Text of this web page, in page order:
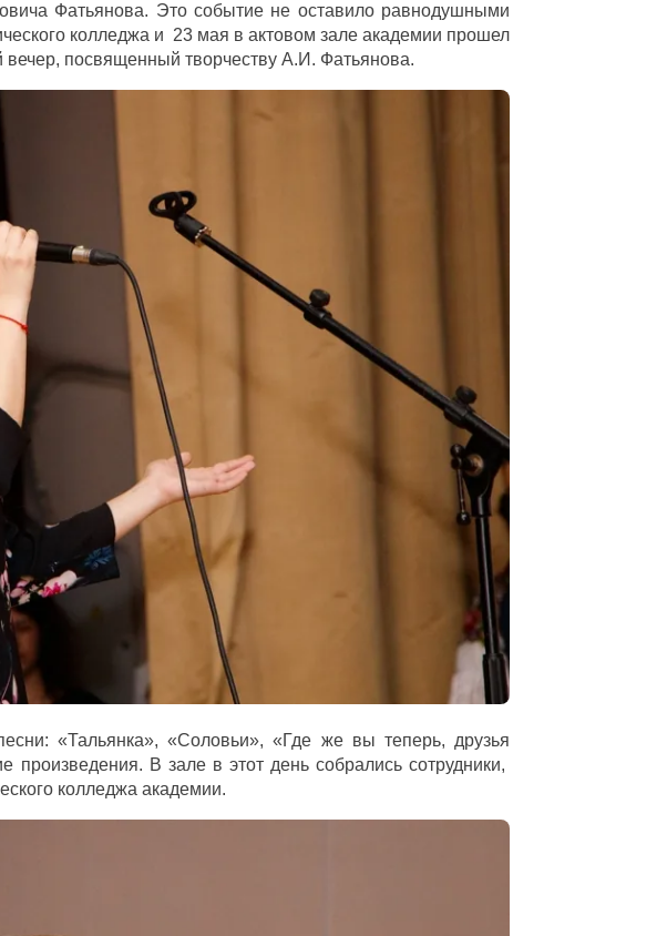
Фатьянова. Это событие не оставило равнодушными
колледжа и 23 мая в актовом зале академии прошел
вечер, посвященный творчеству А.И. Фатьянова.
«Тальянка», «Соловьи», «Где же вы теперь, друзья
В зале в этот день собрались сотрудники,
колледжа академии.